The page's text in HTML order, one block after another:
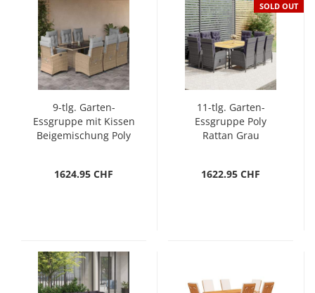
9-tlg. Garten-
Essgruppe mit Kissen
Beigemischung Poly
1624.95 CHF
SOLD OUT
11-tlg. Garten-
Essgruppe Poly
Rattan Grau
1622.95 CHF